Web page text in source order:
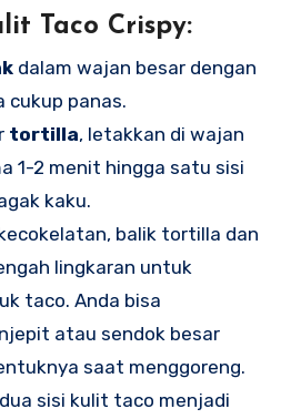
Taco Crispy:
dalam wajan besar dengan
cukup panas.
tortilla, letakkan di wajan
1-2 menit hingga satu sisi
kaku.
balik tortilla dan
lingkaran untuk
taco. Anda bisa
atau sendok besar
saat menggoreng.
sisi kulit taco menjadi